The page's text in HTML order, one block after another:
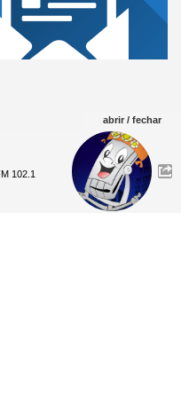
abrir / fechar
102.1